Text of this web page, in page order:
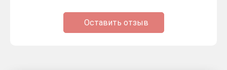
Оставить отзыв